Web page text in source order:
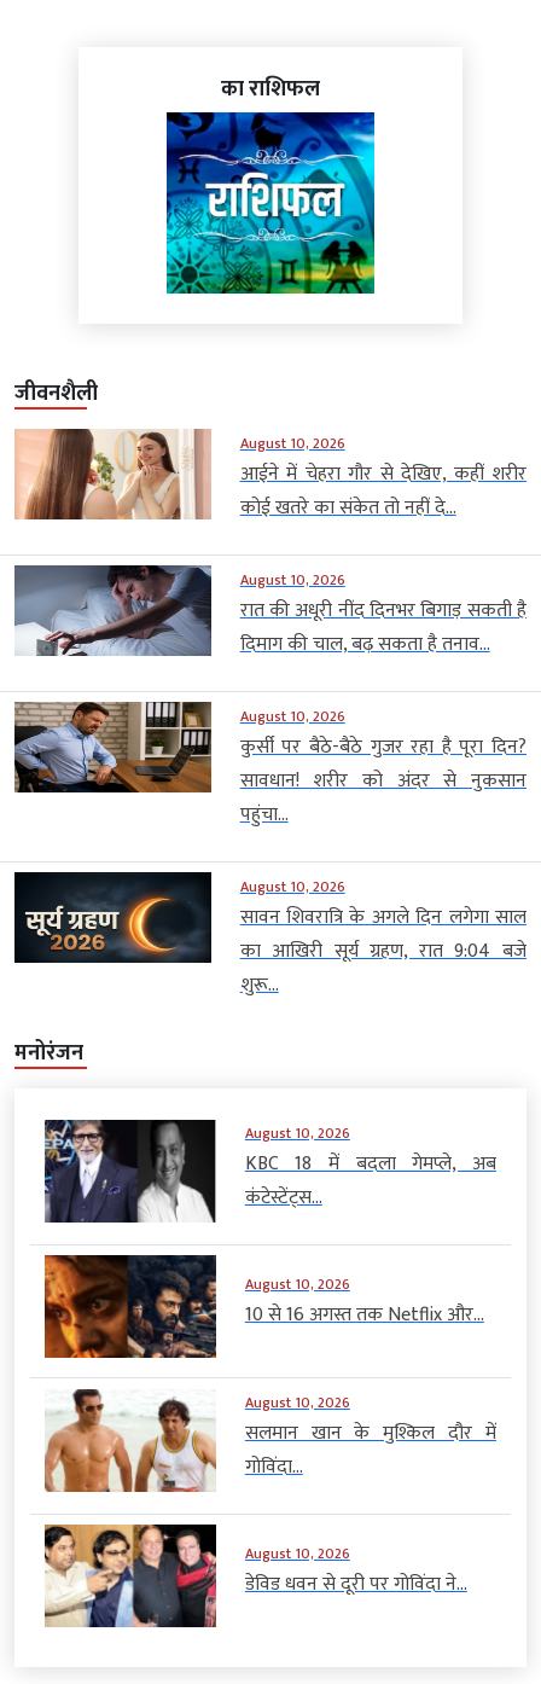
का राशिफल
जीवनशैली
August 10, 2026
आईने में चेहरा गौर से देखिए, कहीं शरीर
कोई खतरे का संकेत तो नहीं दे...
August 10, 2026
रात की अधूरी नींद दिनभर बिगाड़ सकती है
दिमाग की चाल, बढ़ सकता है तनाव...
August 10, 2026
कुर्सी पर बैठे-बैठे गुजर रहा है पूरा दिन?
सावधान! शरीर को अंदर से नुकसान
पहुंचा...
August 10, 2026
सावन शिवरात्रि के अगले दिन लगेगा साल
का आखिरी सूर्य ग्रहण, रात 9:04 बजे
शुरू...
मनोरंजन
August 10, 2026
KBC 18 में बदला गेमप्ले, अब
कंटेस्टेंट्स...
August 10, 2026
10 से 16 अगस्त तक Netflix और...
August 10, 2026
सलमान खान के मुश्किल दौर में
गोविंदा...
August 10, 2026
डेविड धवन से दूरी पर गोविंदा ने...